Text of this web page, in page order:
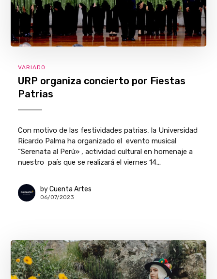
VARIADO
URP organiza concierto por Fiestas
Patrias
Con motivo de las festividades patrias, la Universidad
Ricardo Palma ha organizado el evento musical
“Serenata al Perú» , actividad cultural en homenaje a
nuestro país que se realizará el viernes 14...
by Cuenta Artes
06/07/2023